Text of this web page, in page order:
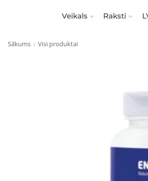
Veikals Raksti
Sākums Visi produktai